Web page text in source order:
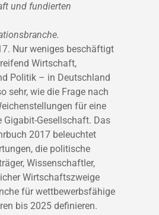
und fundierten
Nur weniges beschäftigt
Wirtschaft,
Politik – in Deutschland
sehr, wie die Frage nach
für eine
Gigabit-Gesellschaft. Das
2017 beleuchtet
die politische
Wissenschaftler,
Wirtschaftszweige
für wettbewerbsfähige
bis 2025 definieren.